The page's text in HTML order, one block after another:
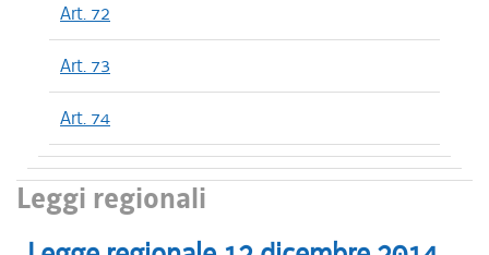
Art. 72
Art. 73
Art. 74
Leggi regionali